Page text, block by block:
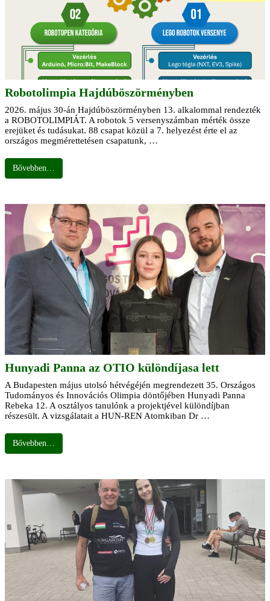
Robotolimpia Hajdúböszörményben
2026. május 30-án Hajdúböszörményben 13. alkalommal rendezték
a ROBOTOLIMPIÁT. A robotok 5 versenyszámban mérték össze
erejüket és tudásukat. 88 csapat közül a 7. helyezést érte el az
országos megmérettetésen csapatunk, …
Bővebben…
Hunyadi Panna az OTIO különdíjasa lett
A Budapesten május utolsó hétvégéjén megrendezett 35. Országos
Tudományos és Innovációs Olimpia döntőjében Hunyadi Panna
Rebeka 12. A osztályos tanulónk a projektjével különdíjban
részesült. A vizsgálatait a HUN-REN Atomkiban Dr …
Bővebben…